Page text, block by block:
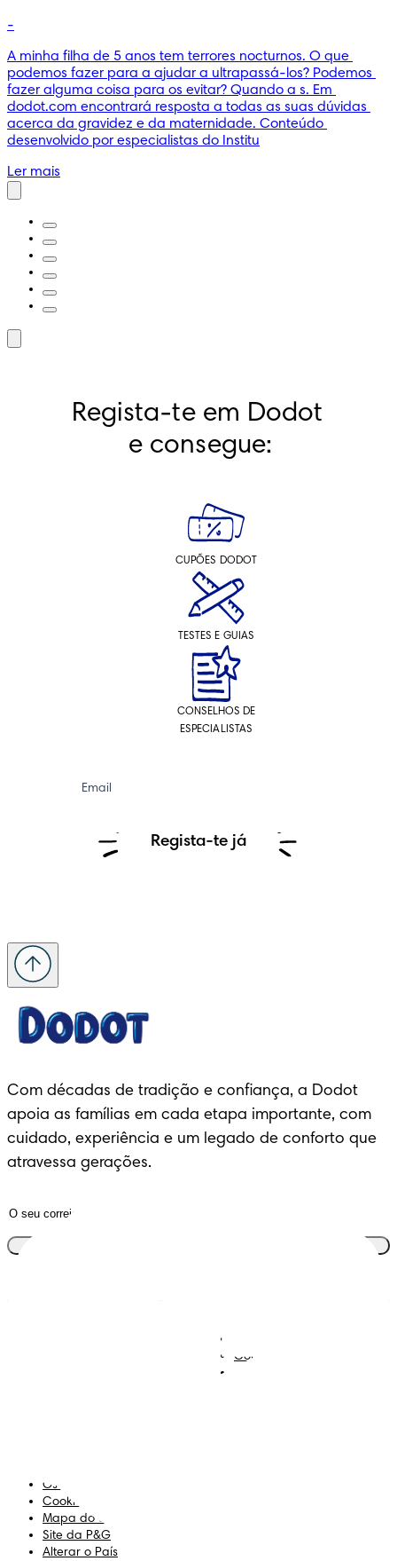
-
A minha filha de 5 anos tem terrores nocturnos. O que
podemos fazer para a ajudar a ultrapassá-los? Podemos
fazer alguma coisa para os evitar? Quando a s. Em
dodot.com encontrará resposta a todas as suas dúvidas
acerca da gravidez e da maternidade. Conteúdo
desenvolvido por especialistas do Institu
Ler mais
Regista-te em Dodot
e consegue:
CUPÕES DODOT
TESTES E GUIAS
CONSELHOS DE
ESPECIALISTAS
Email
Regista-te já
Com décadas de tradição e confiança, a Dodot
apoia as famílias em cada etapa importante, com
cuidado, experiência e um legado de conforto que
atravessa gerações.
Contacta-nos
Os Meus Dados
Cookies
Mapa do Site
Site da P&G
Alterar o País